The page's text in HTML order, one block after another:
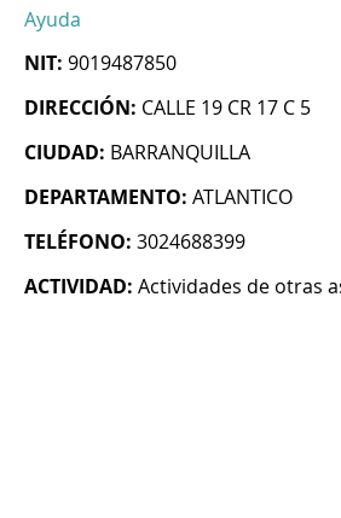
Ayuda
NIT: 9019487850
DIRECCIÓN: CALLE 19 CR 17 C 5
CIUDAD: BARRANQUILLA
DEPARTAMENTO: ATLANTICO
TELÉFONO: 3024688399
ACTIVIDAD: Actividades de otras